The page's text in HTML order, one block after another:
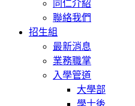
同仁介紹
聯絡我們
招生組
最新消息
業務職掌
入學管道
大學部
學士後